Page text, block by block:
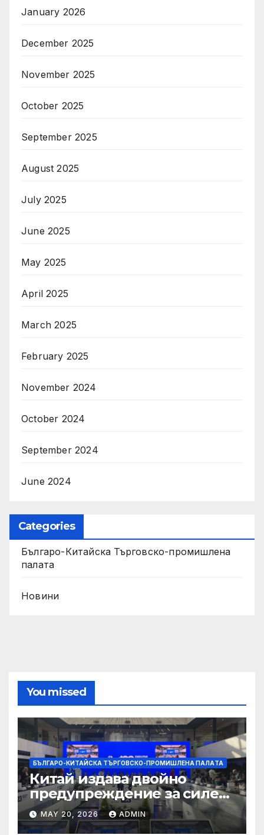
January 2026
December 2025
November 2025
October 2025
September 2025
August 2025
July 2025
June 2025
May 2025
April 2025
March 2025
February 2025
November 2024
October 2024
September 2024
June 2024
Categories
Българо-Китайска Търговско-промишлена
палaта
Новини
You missed
БЪЛГАРО-КИТАЙСКА ТЪРГОВСКО-ПРОМИШЛЕНА ПАЛAТА
Китай издава двойно
предупреждение за силен
дъжд и пясъчни бури
MAY 20, 2026 ADMIN